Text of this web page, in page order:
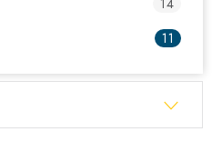
14
11